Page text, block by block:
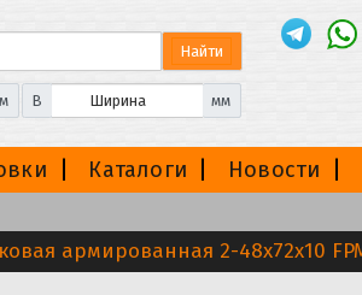
B мм
Каталоги Новости
армированная 2-48х72х10